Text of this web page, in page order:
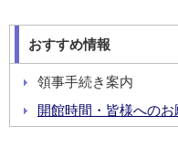
おすすめ情報
領事手続き案内
開館時間・皆様へのお